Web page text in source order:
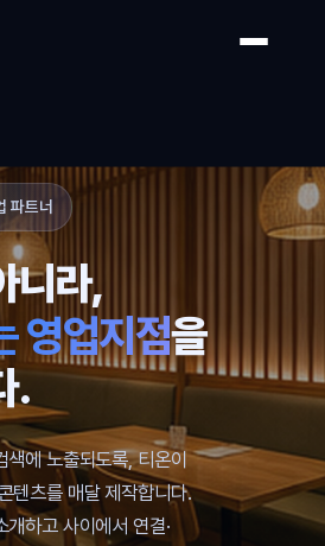
파트너
니라,
영업지점을
.
색에 노출되도록, 티온이
텐츠를 매달 제작합니다.
하고 사이에서 연결·